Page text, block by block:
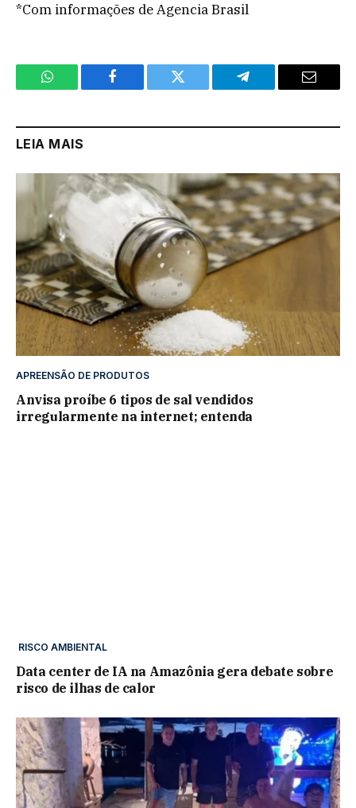
*Com informações de Agencia Brasil
WhatsApp Facebook Twitter Telegram Email
LEIA MAIS
APREENSÃO DE PRODUTOS
Anvisa proíbe 6 tipos de sal vendidos
irregularmente na internet; entenda
RISCO AMBIENTAL
Data center de IA na Amazônia gera debate sobre
risco de ilhas de calor